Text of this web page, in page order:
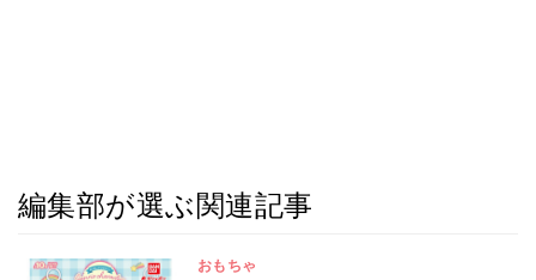
編集部が選ぶ関連記事
おもちゃ